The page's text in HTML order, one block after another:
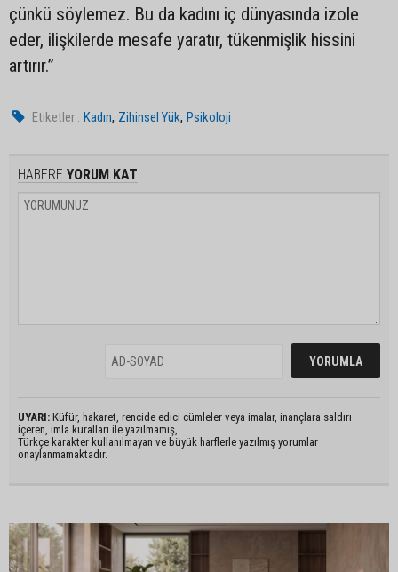
çünkü söylemez. Bu da kadını iç dünyasında izole
eder, ilişkilerde mesafe yaratır, tükenmişlik hissini
artırır.”
Etiketler : Kadın, Zihinsel Yük,Psikoloji
HABERE YORUM KAT
UYARI: Küfür, hakaret, rencide edici cümleler veya imalar, inançlara saldırı
içeren, imla kuralları ile yazılmamış,
Türkçe karakter kullanılmayan ve büyük harflerle yazılmış yorumlar
onaylanmamaktadır.